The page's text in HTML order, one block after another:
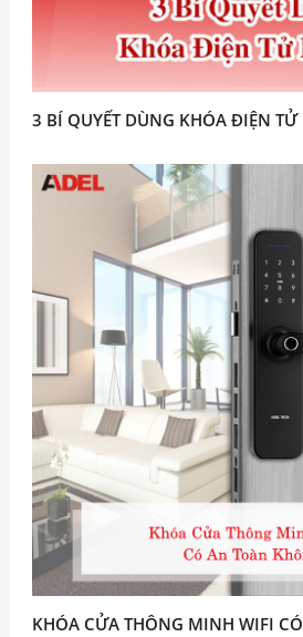
3 BÍ QUYẾT DÙNG KHÓA ĐIỆN TỬ
KHÓA CỬA THÔNG MINH WIFI